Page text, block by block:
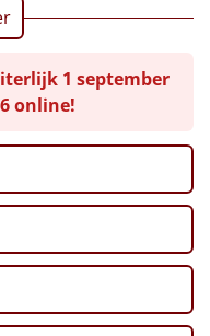
400 ml
39 x 29 x 17,5 cm
1 september
online!